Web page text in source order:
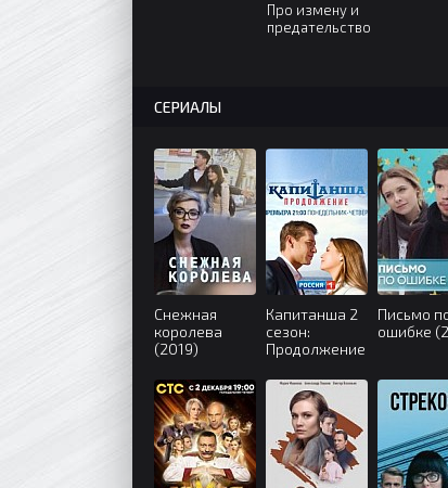
Про измену и
предательство
СЕРИАЛЫ
Снежная
королева
(2019)
Капитанша 2
сезон:
Продолжение
Письмо
ошибке